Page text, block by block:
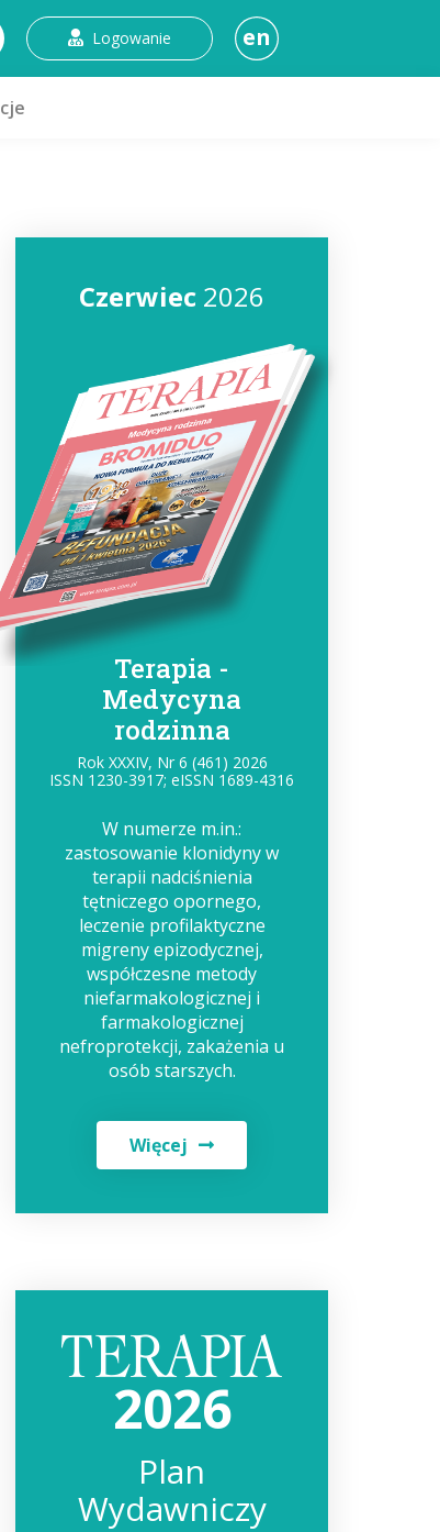
Logowanie en
Czerwiec 2026
Terapia -
Medycyna
rodzinna
Rok XXXIV, Nr 6 (461) 2026
ISSN 1230-3917; eISSN 1689-4316
W numerze m.in.:
zastosowanie klonidyny w
terapii nadciśnienia
tętniczego opornego,
leczenie profilaktyczne
migreny epizodycznej,
współczesne metody
niefarmakologicznej i
farmakologicznej
nefroprotekcji, zakażenia u
osób starszych.
Więcej
2026
Plan
Wydawniczy